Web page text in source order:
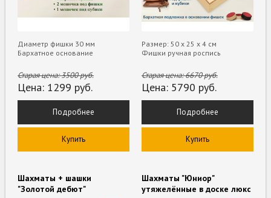
Диаметр фишки 30 мм
Бархатное основание
Старая цена:3500руб.
Цена: 1299 руб.
Подробнее
Купить
Размер: 50 х 25 х 4 см
Фишки ручная роспись
Старая цена:6670руб.
Цена: 5790 руб.
Подробнее
Купить
Шахматы + шашки
"Золотой дебют"
Шахматы "Юниор"
утяжелённые в доске люкс